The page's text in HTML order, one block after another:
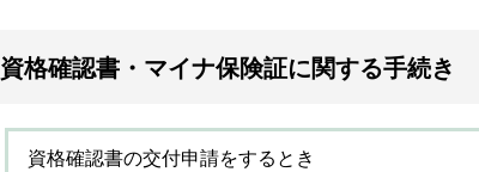
資格確認書・マイナ保険証に関する手続き
資格確認書の交付申請をするとき